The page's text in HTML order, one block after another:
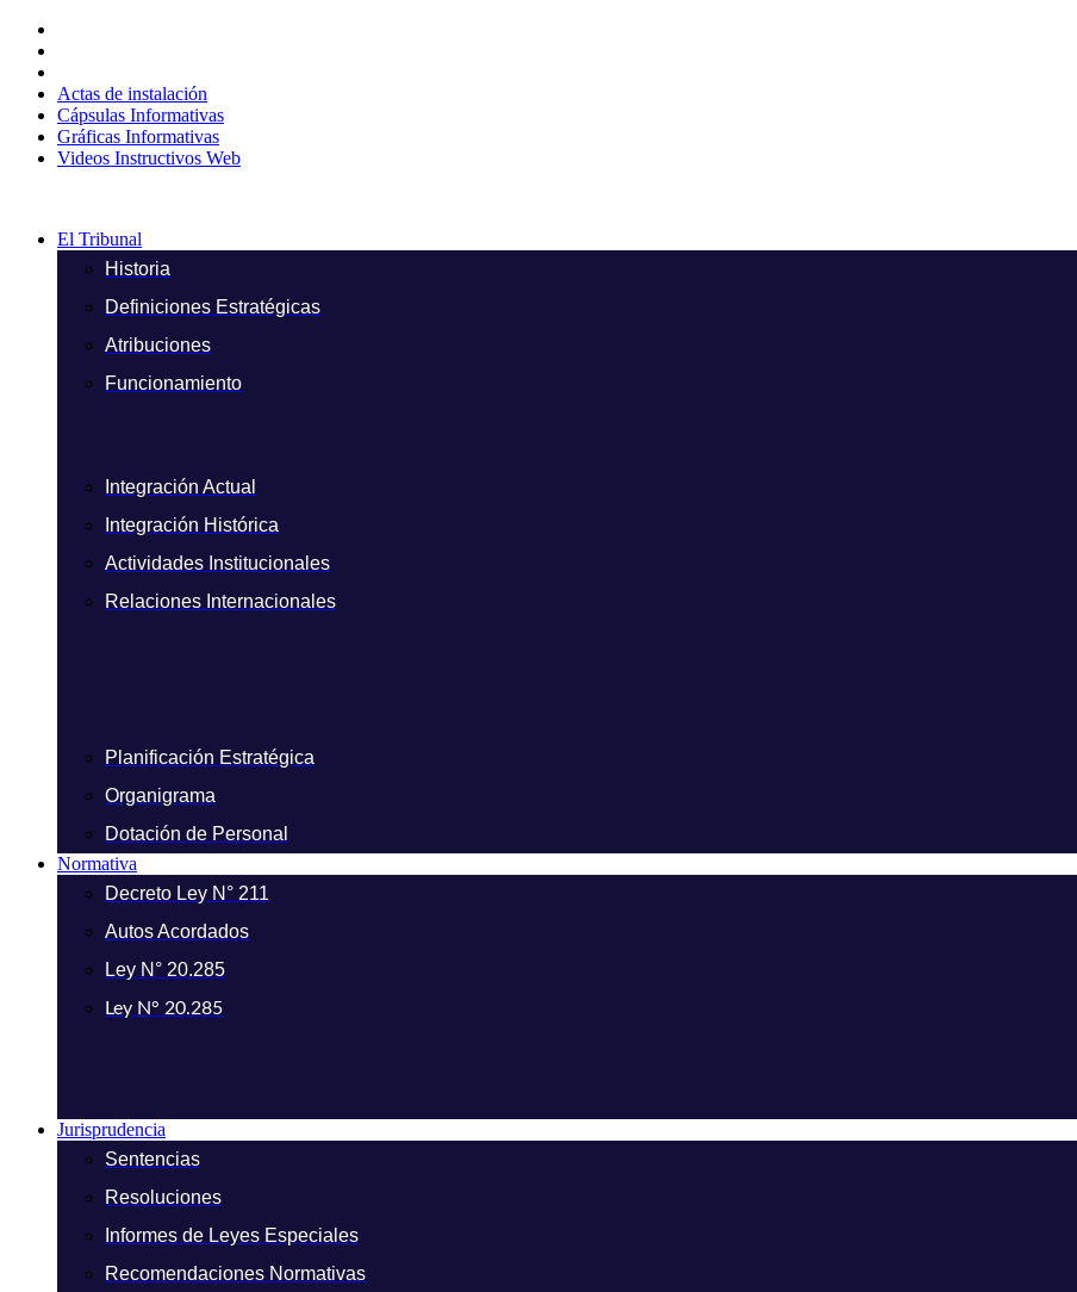
contenido
Actas de instalación
Cápsulas Informativas
Gráficas Informativas
Videos Instructivos Web
El Tribunal
Historia
Definiciones Estratégicas
Atribuciones
Funcionamiento
Integración Actual
Integración Histórica
Actividades Institucionales
Relaciones Internacionales
Planificación Estratégica
Organigrama
Dotación de Personal
Normativa
Decreto Ley N° 211
Autos Acordados
Ley N° 20.285
Ley N° 20.285
Jurisprudencia
Sentencias
Resoluciones
Informes de Leyes Especiales
Recomendaciones Normativas